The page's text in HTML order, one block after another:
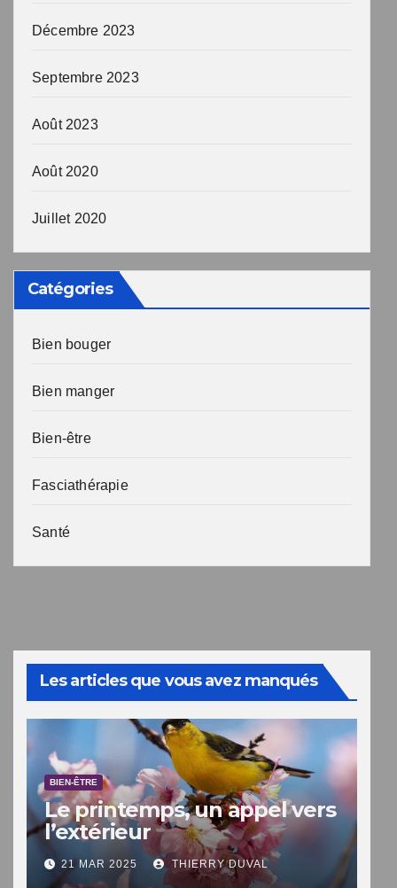
Décembre 2023
Septembre 2023
Août 2023
Août 2020
Juillet 2020
Catégories
Bien bouger
Bien manger
Bien-être
Fasciathérapie
Santé
Les articles que vous avez manqués
BIEN-ÊTRE
Le printemps, un appel vers
l’extérieur
21 MAR 2025 THIERRY DUVAL